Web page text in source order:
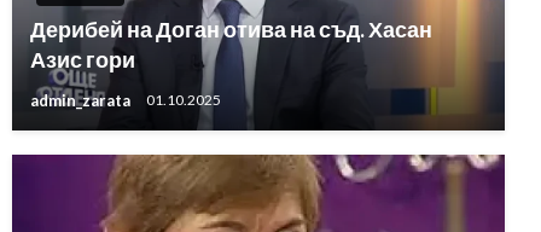
Дерибей на Доган отива на съд. Хасан
Азис гори
admin_zarata 01.10.2025